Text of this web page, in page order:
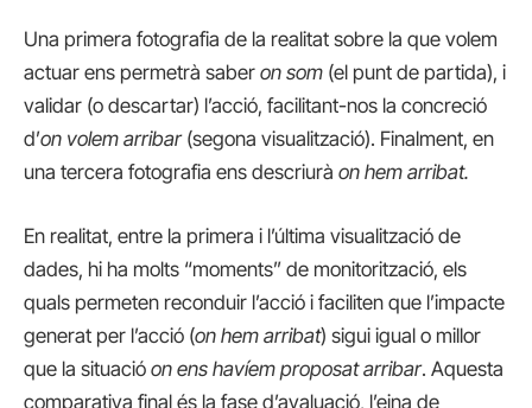
Una primera fotografia de la realitat sobre la que volem
actuar ens permetrà saber on som (el punt de partida), i
validar (o descartar) l’acció, facilitant-nos la concreció
d’on volem arribar(segona visualització). Finalment, en
una tercera fotografia ens descriurà on hem arribat.
En realitat, entre la primera i l’última visualització de
dades, hi ha molts “moments” de monitorització, els
quals permeten reconduir l’acció i faciliten que l’impacte
generat per l’acció (on hem arribat) sigui igual o millor
que la situació on ens havíem proposat arribar. Aquesta
comparativa final és la fase d’avaluació, l’eina de